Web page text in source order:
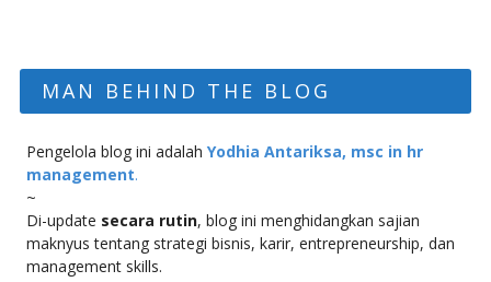
MAN BEHIND THE BLOG
Pengelola blog ini adalah Yodhia Antariksa, msc in hr
management.
~
Di-update secara rutin, blog ini menghidangkan sajian
maknyus tentang strategi bisnis, karir, entrepreneurship, dan
management skills.